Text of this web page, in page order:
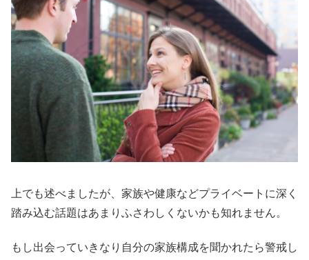
上でも述べましたが、家族や健康などプライベートに深く
踏み込む話題はあまりふさわしくないかも知れません。
もし出会っていきなり自分の家族構成を聞かれたら警戒し